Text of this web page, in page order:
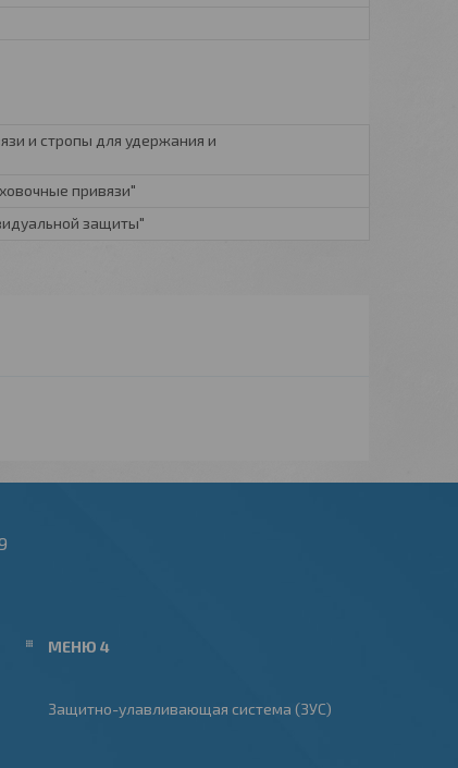
и стропы для удержания и
привязи"
защиты"
МЕНЮ 4
Защитно-улавливающая система (ЗУС)